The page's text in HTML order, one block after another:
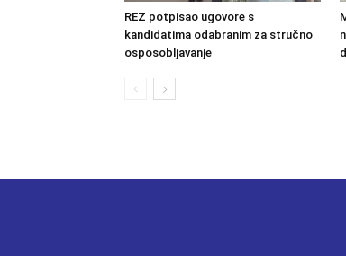
REZ potpisao ugovore s
kandidatima odabranim za stručno
osposobljavanje